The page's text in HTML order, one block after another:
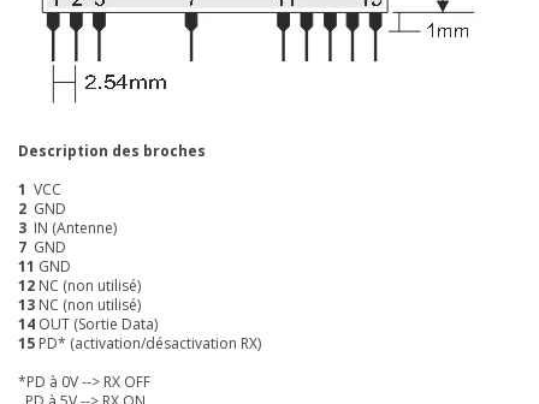
Description des broches
1 VCC
2 GND
3 IN (Antenne)
7 GND
11 GND
12 NC (non utilisé)
13 NC (non utilisé)
14 OUT (Sortie Data)
15 PD* (activation/désactivation RX)
*PD à 0V --> RX OFF